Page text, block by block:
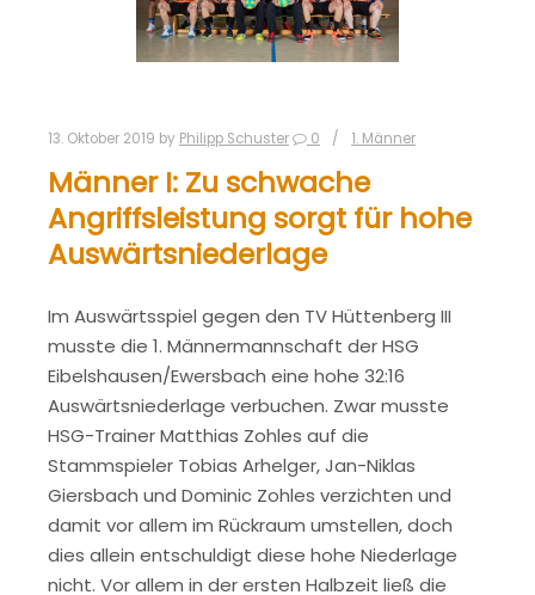
13. Oktober 2019 by Philipp Schuster 0 1. Männer
Männer I: Zu schwache
Angriffsleistung sorgt für hohe
Auswärtsniederlage
Im Auswärtsspiel gegen den TV Hüttenberg III
musste die 1. Männermannschaft der HSG
Eibelshausen/Ewersbach eine hohe 32:16
Auswärtsniederlage verbuchen. Zwar musste
HSG-Trainer Matthias Zohles auf die
Stammspieler Tobias Arhelger, Jan-Niklas
Giersbach und Dominic Zohles verzichten und
damit vor allem im Rückraum umstellen, doch
dies allein entschuldigt diese hohe Niederlage
nicht. Vor allem in der ersten Halbzeit ließ die